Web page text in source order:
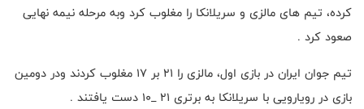
کرده، تیم های مالزی و سریلانکا را مغلوب کرد ‌وبه مرحله نیمه نهایی
صعود کرد .
تیم جوان ایران در بازی اول، مالزی را ۲۱ بر ۱۷ مغلوب کردند و‌در دومین
بازی در رویارویی با سریلانکا به برتری ۲۱ _۱۰ دست یافتند .